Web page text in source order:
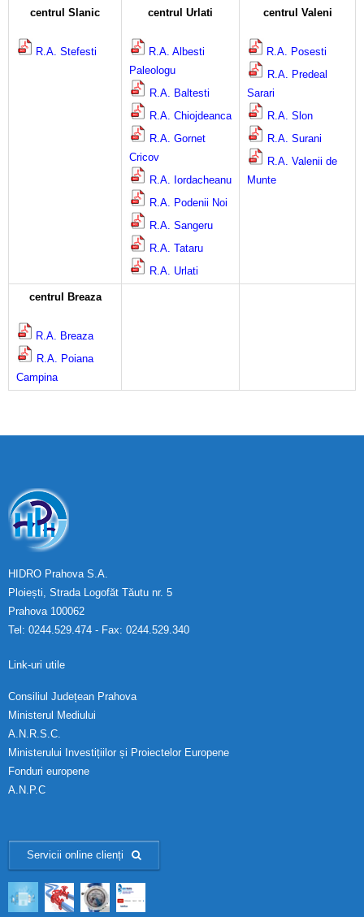
centrul Slanic
R.A. Stefesti
centrul Urlati
R.A. Albesti
Paleologu
R.A. Baltesti
R.A. Chiojdeanca
R.A. Gornet
Cricov
R.A. Iordacheanu
R.A. Podenii Noi
R.A. Sangeru
R.A. Tataru
R.A. Urlati
centrul Valeni
R.A. Posesti
R.A. Predeal
Sarari
R.A. Slon
R.A. Surani
R.A. Valenii de
Munte
centrul Breaza
R.A. Breaza
R.A. Poiana
Campina
HIDRO Prahova S.A.
Ploiești, Strada Logofăt Tăutu nr. 5
Prahova 100062
Tel: 0244.529.474 - Fax: 0244.529.340
Link-uri utile
Consiliul Județean Prahova
Ministerul Mediului
A.N.R.S.C.
Ministerului Investițiilor și Proiectelor Europene
Fonduri europene
A.N.P.C
Servicii online clienți